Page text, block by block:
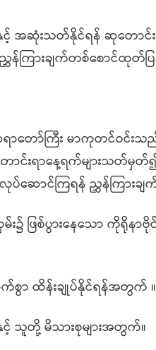
နှင့် အဆုံးသတ်နိုင်ရန် ဆုတောင်
ြားချက်တစ်စောင်ထုတ်ပြန်
တော်ကြီး မာကုတင်ဝင်းသ
င်းရာနေ့ရက်များသတ်မှ
ပ်ဆောင်ကြရန် ညွှန်ကြားခ
ဖြစ်ပွားနေသော ကိုရိုနာဗိုင်
က်စွာ ထိန်းချုပ်နိုင်ရန်အတွက် ။
နှင့် သူတို့ မိသားစုများအတွက်။